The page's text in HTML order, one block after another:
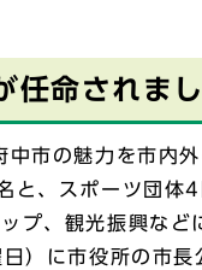
任命されま
市の魅力を市内
と、スポーツ団体
プ、観光振興など
に市役所の市長